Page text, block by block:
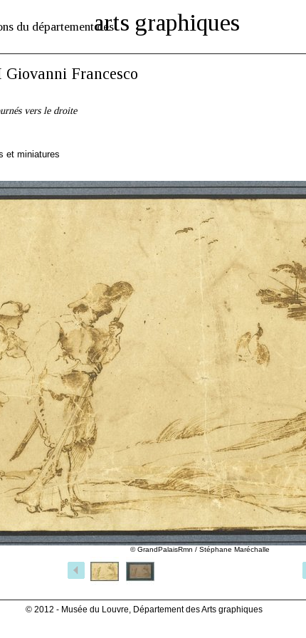
du département desarts graphiques
Francesco
vers le droite
et miniatures
© GrandPalaisRmn / Stéphane Maréchalle
© 2012 - Musée du Louvre, Département des Arts graphiques